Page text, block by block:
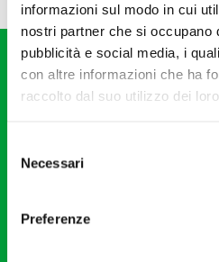
informazioni sul modo in cui
nostri partner che si occupano
pubblicità e social media, i
con altre informazioni che ha
raccolto dal suo utilizzo dei
delNecessari
Preferenze
Fondazione I Pomeriggi
Partita Iva 04410060158